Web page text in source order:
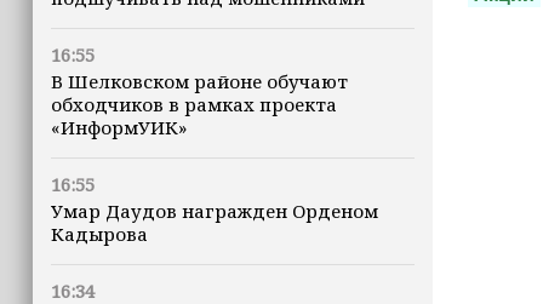
16:55
В Шелковском районе обучают
обходчиков в рамках проекта
«ИнформУИК»
16:55
Умар Даудов награжден Орденом
Кадырова
16:34